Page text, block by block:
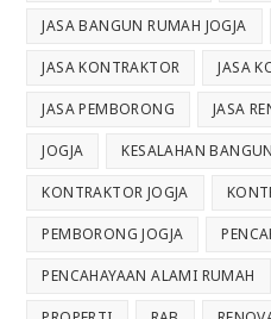
JASA BANGUN RUMAH JOGJA
JASA KONTRAKTOR JASA
JASA PEMBORONG JASA
JOGJA KESALAHAN
KONTRAKTOR JOGJA
PEMBORONG JOGJA
PENCAHAYAAN ALAMI RUMAH